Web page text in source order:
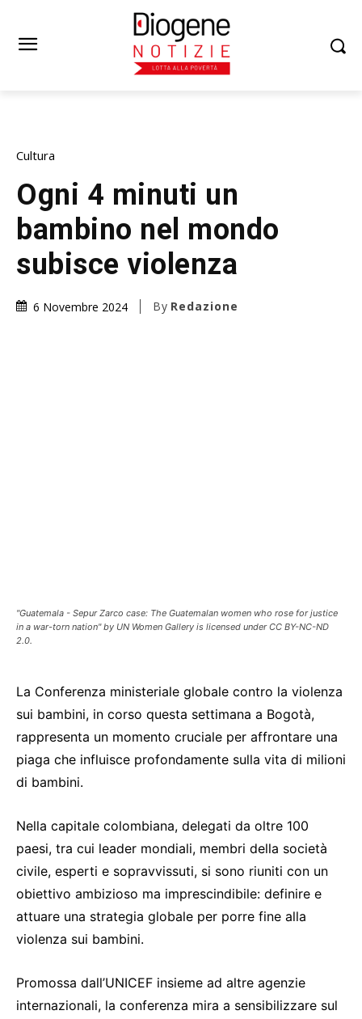
Cultura
Ogni 4 minuti un
bambino nel mondo
subisce violenza
6 Novembre 2024 By Redazione
"Guatemala - Sepur Zarco case: The Guatemalan women who rose for justice
in a war-torn nation" by UN Women Gallery is licensed under CC BY-NC-ND
2.0.
La Conferenza ministeriale globale contro la violenza
sui bambini, in corso questa settimana a Bogotà,
rappresenta un momento cruciale per affrontare una
piaga che influisce profondamente sulla vita di milioni
di bambini.
Nella capitale colombiana, delegati da oltre 100
paesi, tra cui leader mondiali, membri della società
civile, esperti e sopravvissuti, si sono riuniti con un
obiettivo ambizioso ma imprescindibile: definire e
attuare una strategia globale per porre fine alla
violenza sui bambini.
Promossa dall’UNICEF insieme ad altre agenzie
internazionali, la conferenza mira a sensibilizzare sul